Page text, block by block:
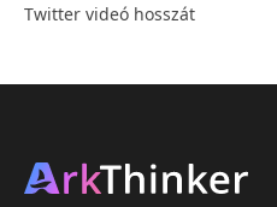
Twitter videó hosszát